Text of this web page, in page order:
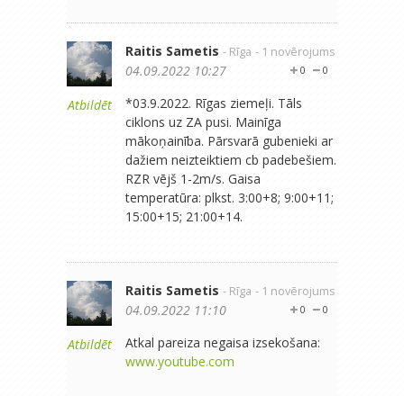
Atbildēt
Raitis Sametis - Rīga - 1 novērojums
0
0
04.09.2022 10:27
*03.9.2022. Rīgas ziemeļi. Tāls
ciklons uz ZA pusi. Mainīga
mākoņainība. Pārsvarā gubenieki ar
dažiem neizteiktiem cb padebešiem.
RZR vējš 1-2m/s. Gaisa
temperatūra: plkst. 3:00+8; 9:00+11;
15:00+15; 21:00+14.
Atbildēt
Raitis Sametis - Rīga - 1 novērojums
0
0
04.09.2022 11:10
Atkal pareiza negaisa izsekošana:
www.youtube.com